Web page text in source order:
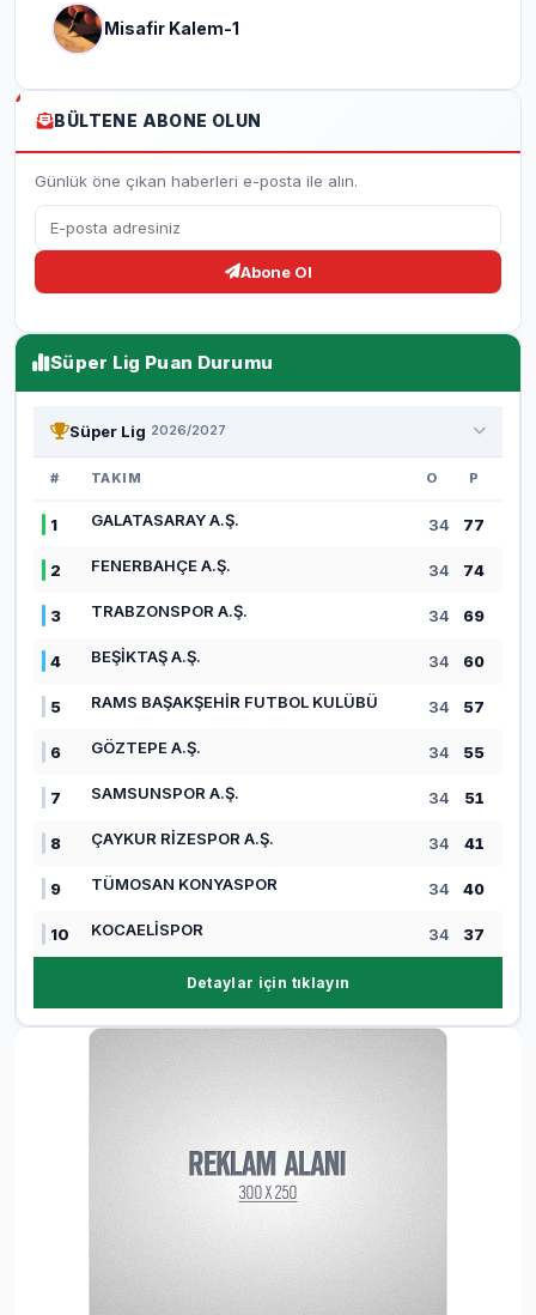
Misafir Kalem-1
BÜLTENE ABONE OLUN
Günlük öne çıkan haberleri e-posta ile alın.
Abone Ol
Süper Lig Puan Durumu
Süper Lig 2026/2027
# TAKIM O P
1 GALATASARAY A.Ş. 34 77
2 FENERBAHÇE A.Ş. 34 74
3 TRABZONSPOR A.Ş. 34 69
4 BEŞİKTAŞ A.Ş. 34 60
5 RAMS BAŞAKŞEHİR FUTBOL KULÜBÜ 34 57
6 GÖZTEPE A.Ş. 34 55
7 SAMSUNSPOR A.Ş. 34 51
8 ÇAYKUR RİZESPOR A.Ş. 34 41
9 TÜMOSAN KONYASPOR 34 40
10 KOCAELİSPOR 34 37
Detaylar için tıklayın